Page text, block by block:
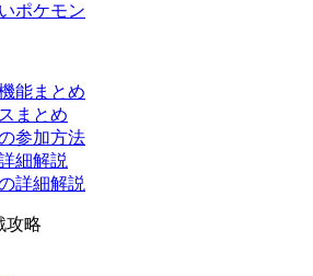
ポケモン
能まとめ
まとめ
参加方法
細解説
詳細解説
攻略